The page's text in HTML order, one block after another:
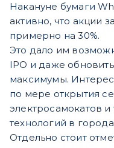
Накануне бумаги
активно, что акции
примерно на 30%.
Это дало им
IPO и даже
максимумы. Интерес
по мере открытия
электросамокатов
технологий в
Отдельно стоит